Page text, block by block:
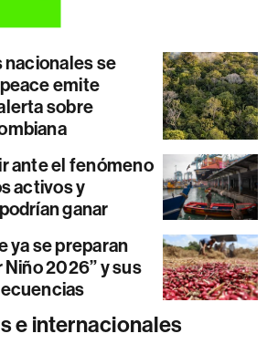
nacionales se
emite
sobre
ante el fenómeno
activos y
ganar
ya se preparan
Niño 2026” y sus
e internacionales